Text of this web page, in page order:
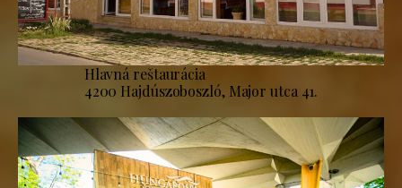
Hlavná reštaurácia
4200 Hajdúszoboszló, Major utca 41.